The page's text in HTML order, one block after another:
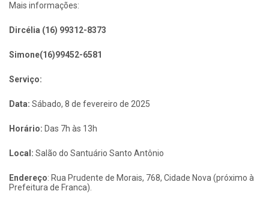
Mais informações:
Dircélia (16) 99312-8373
Simone(16)99452-6581
Serviço:
Data: Sábado, 8 de fevereiro de 2025
Horário: Das 7h às 13h
Local: Salão do Santuário Santo Antônio
Endereço: Rua Prudente de Morais, 768, Cidade Nova (próximo à
Prefeitura de Franca).